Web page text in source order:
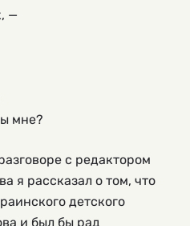
—
мне?
с редактором
я рассказал о том, что
детского
и был бы рад